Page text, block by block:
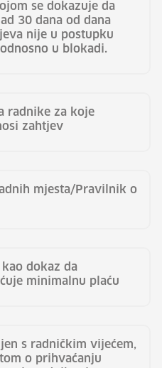
se dokazuje da
30 dana od dana
nije u postupku
u blokadi.
radnike za koje
zahtjev
mjesta/Pravilnik o
dokaz da
minimalnu plaću
s radničkim vijećem,
o prihvaćanju